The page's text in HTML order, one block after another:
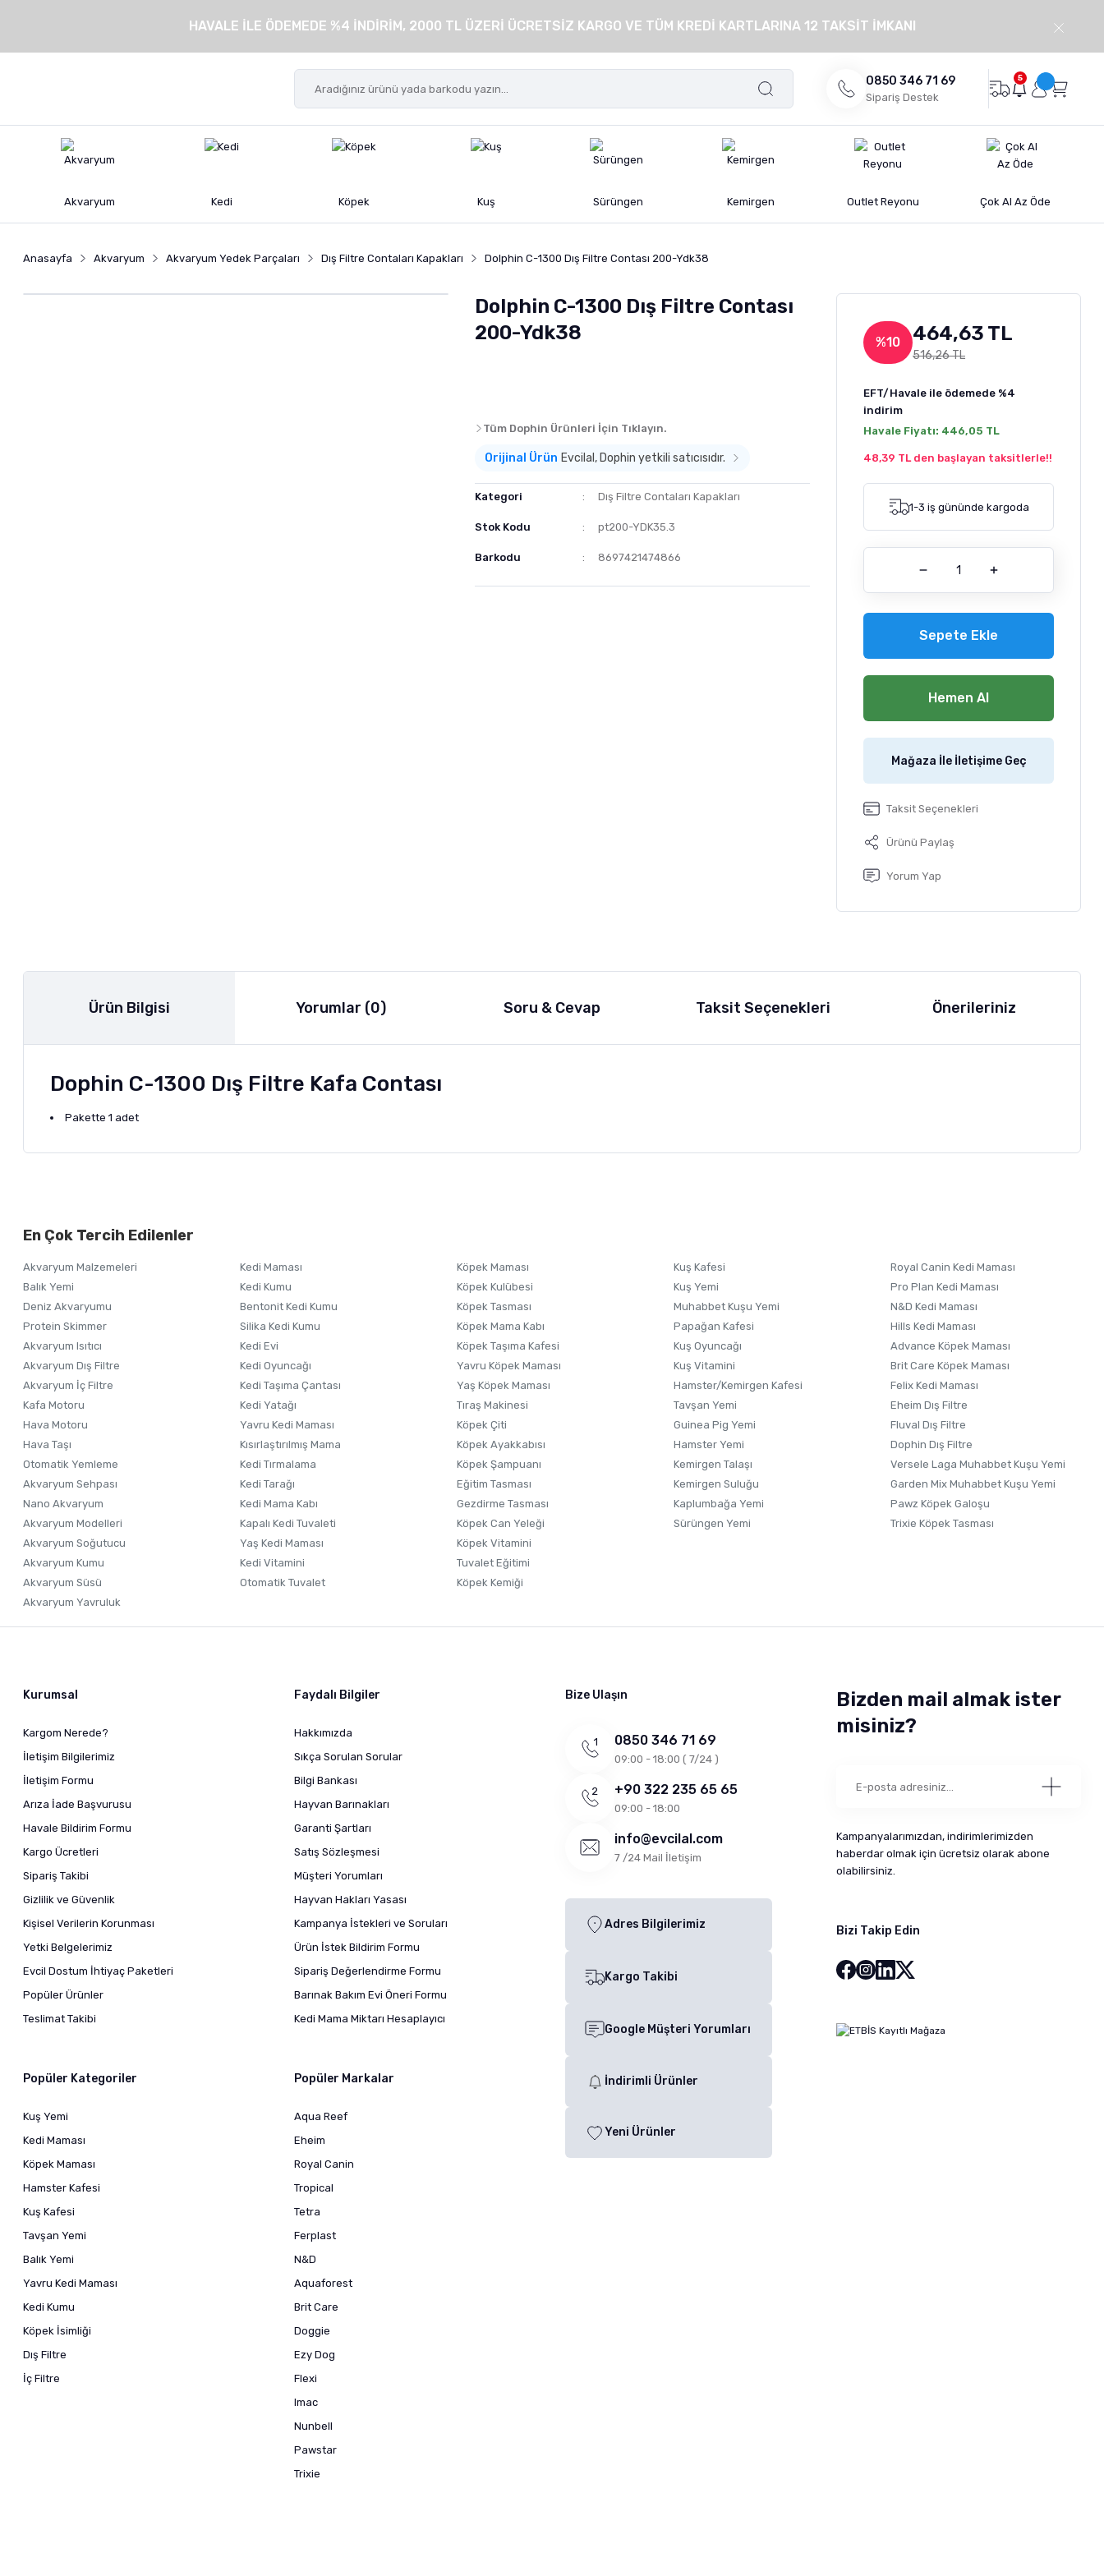
HAVALE İLE ÖDEMEDE %4 İNDİRİM, 2000 TL ÜZERİ ÜCRETSİZ KARGO VE TÜM KREDİ KARTLARINA 12 TAKSİT İMKANI
0850 346 71 69
Sipariş Destek
5
Akvaryum Kedi Köpek Kuş Sürüngen Kemirgen Outlet Reyonu Çok Al Az Öde
Anasayfa Akvaryum Akvaryum Yedek Parçaları Dış Filtre Contaları Kapakları Dolphin C-1300 Dış Filtre Contası 200-Ydk38
Dolphin C-1300 Dış Filtre Contası
200-Ydk38
Tüm Dophin Ürünleri İçin Tıklayın.
Orijinal Ürün Evcilal, Dophin yetkili satıcısıdır.
Kategori Dış Filtre Contaları Kapakları
Stok Kodu pt200-YDK35.3
Barkodu 8697421474866
%10 464,63 TL
516,26 TL
EFT/Havale ile ödemede %4
indirim
Havale Fiyatı: 446,05 TL
48,39 TL den başlayan taksitlerle!!
1-3 iş gününde kargoda
Sepete Ekle
Hemen Al
Mağaza İle İletişime Geç
Taksit Seçenekleri
Ürünü Paylaş
Yorum Yap
Ürün Bilgisi Yorumlar (0) Soru & Cevap Taksit Seçenekleri Önerileriniz
Dophin C-1300 Dış Filtre Kafa Contası
Pakette 1 adet
Ürünü Satın Al ve Yorumla
Ürün açıklamasında eksik bilgiler bulunuyor.
Ürün fiyatı diğer sitelerden daha pahalı.
Bu ürüne benzer farklı alternatifler olmalı.
Gönder
En Çok Tercih Edilenler
Akvaryum Malzemeleri
Balık Yemi
Deniz Akvaryumu
Protein Skimmer
Akvaryum Isıtıcı
Akvaryum Dış Filtre
Akvaryum İç Filtre
Kafa Motoru
Hava Motoru
Hava Taşı
Otomatik Yemleme
Akvaryum Sehpası
Nano Akvaryum
Akvaryum Modelleri
Akvaryum Soğutucu
Akvaryum Kumu
Akvaryum Süsü
Akvaryum Yavruluk
Kedi Maması
Kedi Kumu
Bentonit Kedi Kumu
Silika Kedi Kumu
Kedi Evi
Kedi Oyuncağı
Kedi Taşıma Çantası
Kedi Yatağı
Yavru Kedi Maması
Kısırlaştırılmış Mama
Kedi Tırmalama
Kedi Tarağı
Kedi Mama Kabı
Kapalı Kedi Tuvaleti
Yaş Kedi Maması
Kedi Vitamini
Otomatik Tuvalet
Köpek Maması
Köpek Kulübesi
Köpek Tasması
Köpek Mama Kabı
Köpek Taşıma Kafesi
Yavru Köpek Maması
Yaş Köpek Maması
Tıraş Makinesi
Köpek Çiti
Köpek Ayakkabısı
Köpek Şampuanı
Eğitim Tasması
Gezdirme Tasması
Köpek Can Yeleği
Köpek Vitamini
Tuvalet Eğitimi
Köpek Kemiği
Kuş Kafesi
Kuş Yemi
Muhabbet Kuşu Yemi
Papağan Kafesi
Kuş Oyuncağı
Kuş Vitamini
Hamster/Kemirgen Kafesi
Tavşan Yemi
Guinea Pig Yemi
Hamster Yemi
Kemirgen Talaşı
Kemirgen Suluğu
Kaplumbağa Yemi
Sürüngen Yemi
Royal Canin Kedi Maması
Pro Plan Kedi Maması
N&D Kedi Maması
Hills Kedi Maması
Advance Köpek Maması
Brit Care Köpek Maması
Felix Kedi Maması
Eheim Dış Filtre
Fluval Dış Filtre
Dophin Dış Filtre
Versele Laga Muhabbet Kuşu Yemi
Garden Mix Muhabbet Kuşu Yemi
Pawz Köpek Galoşu
Trixie Köpek Tasması
Kurumsal
Kargom Nerede?
İletişim Bilgilerimiz
İletişim Formu
Arıza İade Başvurusu
Havale Bildirim Formu
Kargo Ücretleri
Sipariş Takibi
Gizlilik ve Güvenlik
Kişisel Verilerin Korunması
Yetki Belgelerimiz
Evcil Dostum İhtiyaç Paketleri
Popüler Ürünler
Teslimat Takibi
Faydalı Bilgiler
Hakkımızda
Sıkça Sorulan Sorular
Bilgi Bankası
Hayvan Barınakları
Garanti Şartları
Satış Sözleşmesi
Müşteri Yorumları
Hayvan Hakları Yasası
Kampanya İstekleri ve Soruları
Ürün İstek Bildirim Formu
Sipariş Değerlendirme Formu
Barınak Bakım Evi Öneri Formu
Kedi Mama Miktarı Hesaplayıcı
Popüler Kategoriler
Kuş Yemi
Kedi Maması
Köpek Maması
Hamster Kafesi
Kuş Kafesi
Tavşan Yemi
Balık Yemi
Yavru Kedi Maması
Kedi Kumu
Köpek İsimliği
Dış Filtre
İç Filtre
Popüler Markalar
Aqua Reef
Eheim
Royal Canin
Tropical
Tetra
Ferplast
N&D
Aquaforest
Brit Care
Doggie
Ezy Dog
Flexi
Imac
Nunbell
Pawstar
Trixie
Bize Ulaşın
0850 346 71 69
09:00 - 18:00 ( 7/24 )
+90 322 235 65 65
09:00 - 18:00
info@evcilal.com
7 /24 Mail İletişim
Adres Bilgilerimiz
Kargo Takibi
Google Müşteri Yorumları
İndirimli Ürünler
Yeni Ürünler
Bizden mail almak ister
misiniz?
Kampanyalarımızdan, indirimlerimizden
haberdar olmak için ücretsiz olarak abone
olabilirsiniz.
Bizi Takip Edin